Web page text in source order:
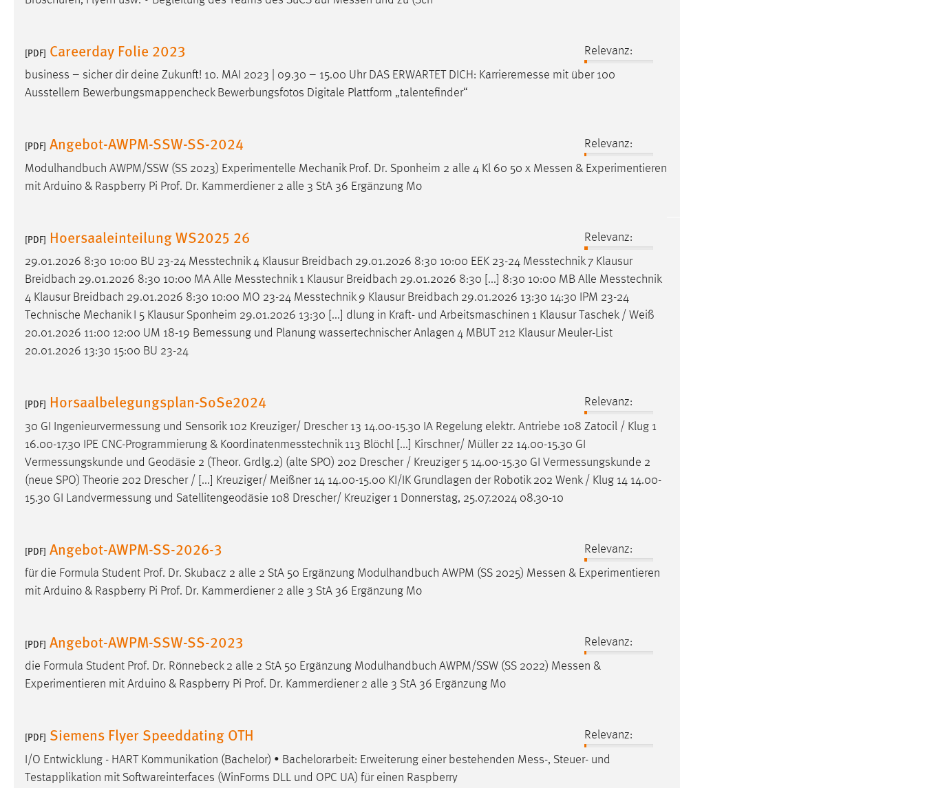
[PDF] Careerday Folie 2023
Relevanz:
business – sicher dir deine Zukunft! 10. MAI 2023 | 09.30 – 15.00 Uhr DAS ERWARTET DICH: Karrieremesse mit über 100
Ausstellern Bewerbungsmappencheck Bewerbungsfotos Digitale Plattform „talentefinder“
[PDF] Angebot-AWPM-SSW-SS-2024
Relevanz:
Modulhandbuch AWPM/SSW (SS 2023) Experimentelle Mechanik Prof. Dr. Sponheim 2 alle 4 Kl 60 50 x Messen & Experimentieren
mit Arduino & Raspberry Pi Prof. Dr. Kammerdiener 2 alle 3 StA 36 Ergänzung Mo
[PDF] Hoersaaleinteilung WS2025 26
Relevanz:
29.01.2026 8:30 10:00 BU 23-24 Messtechnik4 Klausur Breidbach 29.01.2026 8:30 10:00 EEK 23-24 Messtechnik7 Klausur
Breidbach 29.01.2026 8:30 10:00 MA Alle Messtechnik1 Klausur Breidbach 29.01.2026 8:30 [...] 8:30 10:00 MB Alle Messtechnik
4 Klausur Breidbach 29.01.2026 8:30 10:00 MO 23-24 Messtechnik9 Klausur Breidbach 29.01.2026 13:30 14:30 IPM 23-24
Technische Mechanik I 5 Klausur Sponheim 29.01.2026 13:30 [...] dlung in Kraft- und Arbeitsmaschinen 1 Klausur Taschek / Weiß
20.01.2026 11:00 12:00 UM 18-19 Bemessung und Planung wassertechnischer Anlagen 4 MBUT 212 Klausur Meuler-List
20.01.2026 13:30 15:00 BU 23-24
[PDF] Horsaalbelegungsplan-SoSe2024
Relevanz:
30 GI
Ingenieurvermessung und Sensorik 102 Kreuziger/ Drescher 13 14.00-15.30 IA Regelung elektr. Antriebe 108 Zatocil / Klug 1
16.00-17.30 IPE CNC-Programmierung & Koordinatenmesstechnik113 Blöchl [...] Kirschner/ Müller 22 14.00-15.30 GI
Vermessungskunde und Geodäsie 2 (Theor. Grdlg.2) (alte SPO) 202 Drescher / Kreuziger 5 14.00-15.30 GI Vermessungskunde 2
(neue SPO) Theorie 202 Drescher / [...] Kreuziger/ Meißner 14 14.00-15.00 KI/IK Grundlagen der Robotik 202 Wenk / Klug 14 14.00-
15.30 GI
Landvermessung und Satellitengeodäsie 108 Drescher/ Kreuziger 1 Donnerstag, 25.07.2024 08.30-10
[PDF] Angebot-AWPM-SS-2026-3
Relevanz:
für die Formula Student Prof. Dr. Skubacz 2 alle 2 StA 50 Ergänzung Modulhandbuch AWPM (SS 2025) Messen & Experimentieren
mit Arduino & Raspberry Pi Prof. Dr. Kammerdiener 2 alle 3 StA 36 Ergänzung Mo
[PDF] Angebot-AWPM-SSW-SS-2023
Relevanz:
die Formula Student Prof. Dr. Rönnebeck 2 alle 2 StA 50 Ergänzung Modulhandbuch AWPM/SSW (SS 2022) Messen &
Experimentieren mit Arduino & Raspberry Pi Prof. Dr. Kammerdiener 2 alle 3 StA 36 Ergänzung Mo
[PDF] Siemens Flyer Speeddating OTH
Relevanz:
I/O Entwicklung - HART Kommunikation (Bachelor) • Bachelorarbeit: Erweiterung einer bestehenden Mess-, Steuer- und
Testapplikation mit Softwareinterfaces (WinForms DLL und OPC UA) für einen Raspberry
Cookie Laufzeit: 1 Jahr
Performance
Name: staticfilecache
Zweck:
Für performante Seitenauslieferung wird
Sprachpräferenz
Sprache der Website.
Cookie Laufzeit: 30 Tage
Chat
Name:
MibewSessionID, MIBEW_UserID,
mibew_locale, mibew-chat-frame-style-
nutzen zu können.
Cookie Laufzeit: MibewSessionID, mibew-chat-frame-
style-5e9dbeb1811c0446 =
Sitzungslaufzeit, mibew_locale = 3
Zweck:
Dieser Cookie ist notwendig um sich an
STATISTIK
Statistik Cookies erfassen Informationen anonym.
Name: _pk_ref, _pk_cvar, _pk_id, _pk_ses